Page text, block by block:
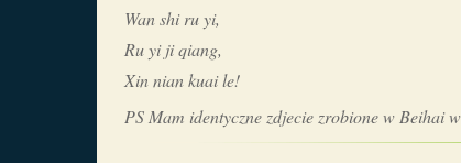
Wan shi ru yi,
Ru yi ji qiang,
Xin nian kuai le!
PS Mam identyczne zdjecie zrobione w Beihai